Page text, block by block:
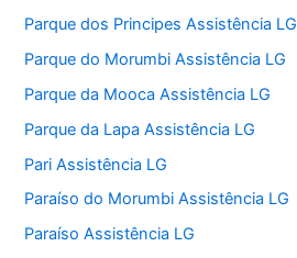
Parque dos Principes Assistência LG
Parque do Morumbi Assistência LG
Parque da Mooca Assistência LG
Parque da Lapa Assistência LG
Pari Assistência LG
Paraíso do Morumbi Assistência LG
Paraíso Assistência LG